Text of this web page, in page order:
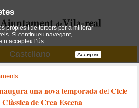
Castellano
una nova temporada del Cicle
de Crea Escena
pròpies i de tercers per a millorar
Si continueu navegant,
l’ús.
Acceptar